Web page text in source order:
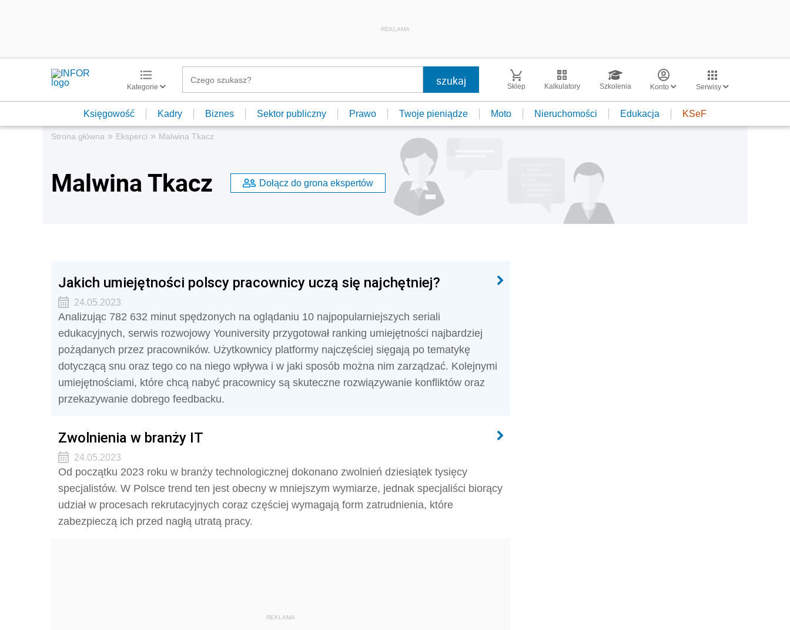
REKLAMA
Kategorie Sklep Kalkulatory Szkolenia Konto Serwisy
Księgowość Kadry Biznes Sektor publiczny Prawo Twoje pieniądze Moto Nieruchomości Edukacja KSeF
Strona główna » Eksperci » Malwina Tkacz
Malwina Tkacz Dołącz do grona ekspertów
Jakich umiejętności polscy pracownicy uczą się najchętniej?
24.05.2023
Analizując 782 632 minut spędzonych na oglądaniu 10 najpopularniejszych seriali
edukacyjnych, serwis rozwojowy Youniversity przygotował ranking umiejętności najbardziej
pożądanych przez pracowników. Użytkownicy platformy najczęściej sięgają po tematykę
dotyczącą snu oraz tego co na niego wpływa i w jaki sposób można nim zarządzać. Kolejnymi
umiejętnościami, które chcą nabyć pracownicy są skuteczne rozwiązywanie konfliktów oraz
przekazywanie dobrego feedbacku.
Zwolnienia w branży IT
24.05.2023
Od początku 2023 roku w branży technologicznej dokonano zwolnień dziesiątek tysięcy
specjalistów. W Polsce trend ten jest obecny w mniejszym wymiarze, jednak specjaliści biorący
udział w procesach rekrutacyjnych coraz częściej wymagają form zatrudnienia, które
zabezpieczą ich przed nagłą utratą pracy.
REKLAMA